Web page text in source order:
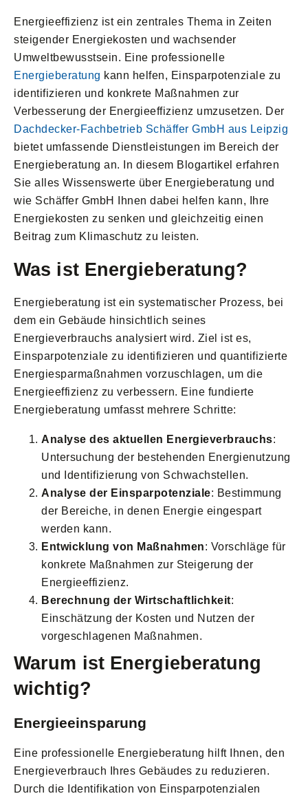
Energieeffizienz ist ein zentrales Thema in Zeiten
steigender Energiekosten und wachsender
Umweltbewusstsein. Eine professionelle
Energieberatung kann helfen, Einsparpotenziale zu
identifizieren und konkrete Maßnahmen zur
Verbesserung der Energieeffizienz umzusetzen. Der
Dachdecker-Fachbetrieb Schäffer GmbH aus Leipzig
bietet umfassende Dienstleistungen im Bereich der
Energieberatung an. In diesem Blogartikel erfahren
Sie alles Wissenswerte über Energieberatung und
wie Schäffer GmbH Ihnen dabei helfen kann, Ihre
Energiekosten zu senken und gleichzeitig einen
Beitrag zum Klimaschutz zu leisten.
Was ist Energieberatung?
Energieberatung ist ein systematischer Prozess, bei
dem ein Gebäude hinsichtlich seines
Energieverbrauchs analysiert wird. Ziel ist es,
Einsparpotenziale zu identifizieren und quantifizierte
Energiesparmaßnahmen vorzuschlagen, um die
Energieeffizienz zu verbessern. Eine fundierte
Energieberatung umfasst mehrere Schritte:
Analyse des aktuellen Energieverbrauchs:
Untersuchung der bestehenden Energienutzung
und Identifizierung von Schwachstellen.
Analyse der Einsparpotenziale: Bestimmung
der Bereiche, in denen Energie eingespart
werden kann.
Entwicklung von Maßnahmen: Vorschläge für
konkrete Maßnahmen zur Steigerung der
Energieeffizienz.
Berechnung der Wirtschaftlichkeit:
Einschätzung der Kosten und Nutzen der
vorgeschlagenen Maßnahmen.
Warum ist Energieberatung
wichtig?
Energieeinsparung
Eine professionelle Energieberatung hilft Ihnen, den
Energieverbrauch Ihres Gebäudes zu reduzieren.
Durch die Identifikation von Einsparpotenzialen